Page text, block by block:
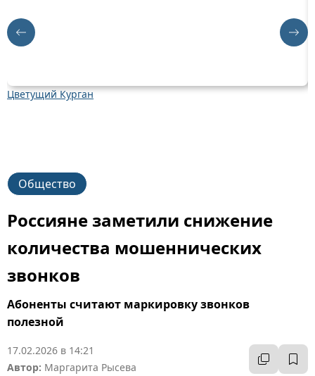
Цветущий Курган
Общество
Россияне заметили снижение
количества мошеннических
звонков
Абоненты считают маркировку звонков
полезной
17.02.2026 в 14:21
Автор: Маргарита Рысева